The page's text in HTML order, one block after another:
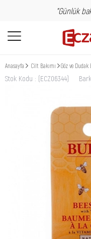
"Günlük
Anasayfa Cilt Bakımı Göz ve
Stok Kodu (ECZ06344)